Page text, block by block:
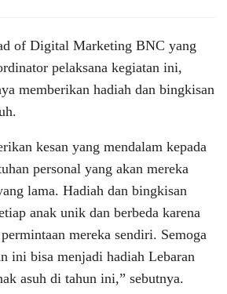
of Digital Marketing BNC yang
pelaksana kegiatan ini,
memberikan hadiah dan bingkisan
kesan yang mendalam kepada
personal yang akan mereka
lama. Hadiah dan bingkisan
anak unik dan berbeda karena
mereka sendiri. Semoga
ini bisa menjadi hadiah Lebaran
asuh di tahun ini,” sebutnya.